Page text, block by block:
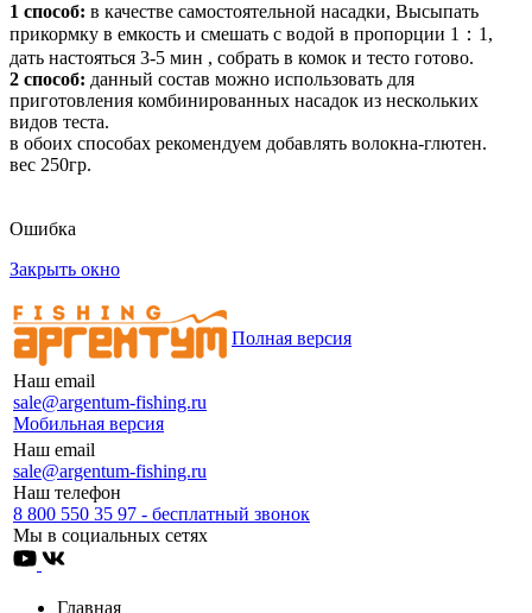
1 способ: в качестве самостоятельной насадки, ​Высыпать
прикормку в емкость и смешать с водой в пропорции 1：1,
дать настояться 3-5 мин , собрать в комок и тесто готово.
2 способ: данный состав можно использовать для
приготовления комбинированных насадок из нескольких
видов теста.
в обоих способах рекомендуем добавлять волокна-глютен.
вес 250гр.
Ошибка
Закрыть окно
Наш email
sale@argentum-fishing.ru
Мобильная версия
Полная версия
Наш email
sale@argentum-fishing.ru
Наш телефон
8 800 550 35 97 - бесплатный звонок
Мы в социальных сетях
Главная